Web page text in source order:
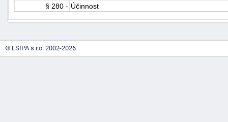
§ 280 - Účinnost
© ESIPA s.r.o. 2002-2026